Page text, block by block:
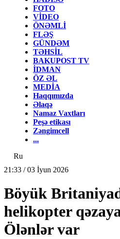
FOTO
VİDEO
ÖNƏMLİ
FLƏŞ
GÜNDƏM
TƏHSİL
BAKUPOST TV
İDMAN
ÖZ ƏL
MEDİA
Haqqımızda
Əlaqə
Namaz Vaxtları
Peşə etikası
Zəngimcell
...
Ru
21:33 / 03 İyun 2026
Böyük
helikopter
Ölənlər var